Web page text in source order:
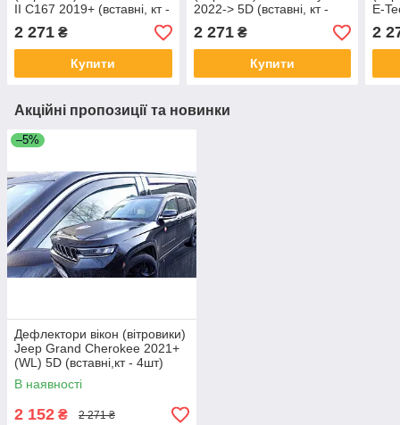
II C167 2019+ (вставні, кт -
2 271 ₴
Купити
2022-> 5D (вставні, кт -
2 271₴
Купити
E-
2
Акційні пропозиції та новинки
–5%
Дефлектори вікон (вітровики)
Jeep Grand Cherokee 2021+
(WL) 5D (вставні,кт - 4шт)
версія L (LSE)
В наявності
2 152 ₴ 2 271 ₴